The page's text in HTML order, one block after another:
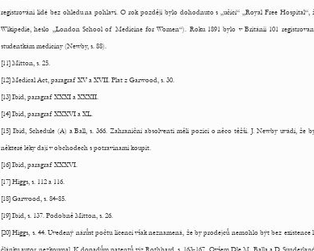
registrováni lidé bez ohledu na pohlaví. O rok později bylo dohodnuto s „učící“ „Royal Free
Wikipedie, heslo „London School of Medicine for Women“). Roku 1891 bylo v Británii 101
studentkám medicíny (Newby, s. 88).
[11] Mitton, s. 25.
[12] Medical Act, paragraf XV a XVII. Plat z Garwood, s. 30.
[13] Ibid, paragraf XXXI a XXXII.
[14] Ibid, paragraf XXXVI a XL.
[15] Ibid, Schedule (A) a Ball, s. 366. Zahraniční absolventi měli pozici o něco těžší. J. Newby uvádí,
některé léky dají v obchodech s potravinami koupit.
[16] Ibid, paragraf XXXVI.
[17] Higgs, s. 112 a 116.
[18] Garwood, s. 84-85.
[19] Ibid, s. 137. Podobně Mitton, s. 26.
[20] Higgs, s. 44. Uvedený nárůst počtu licencí však neznamená, že by prodejců nemohlo být bez
článku autor nezkoumal. K dopadům patentů viz Rothbard, s. 163-167. Ovšem Dle M. Balla a D.